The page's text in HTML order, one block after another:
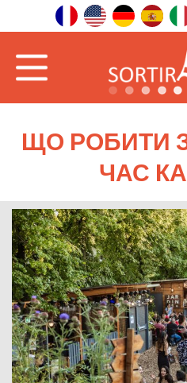
ЩО РОБИТИ
ЧАС